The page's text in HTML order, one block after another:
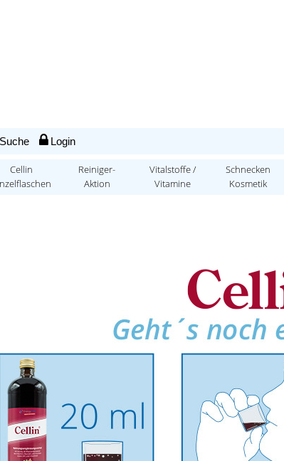
Suche Login
Cellin
Reiniger-
Aktion
Vitalstoffe /
Vitamine
Schnecken
Kosmetik